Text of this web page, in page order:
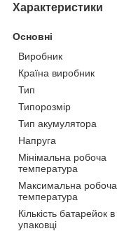
Характеристики
Основні
Виробник
Країна виробник
Тип
Типорозмір
Тип акумулятора
Напруга
Мінімальна робоча
температура
Максимальна робоча
температура
Кількість батарейок в
упаковці